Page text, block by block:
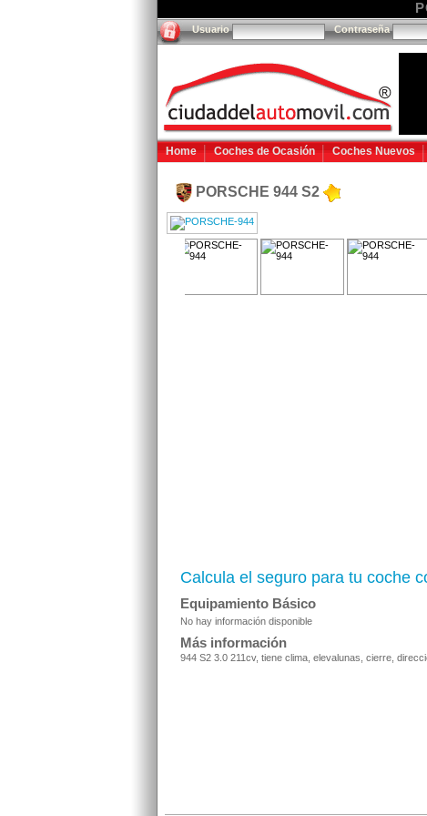
Usuario Contraseña
Home Coches de Ocasión Coches Nuevos
PORSCHE 944 S2
Calcula el seguro para tu coche
Equipamiento Básico
No hay información disponible
Más información
944 S2 3.0 211cv, tiene clima, elevalunas, cierre,